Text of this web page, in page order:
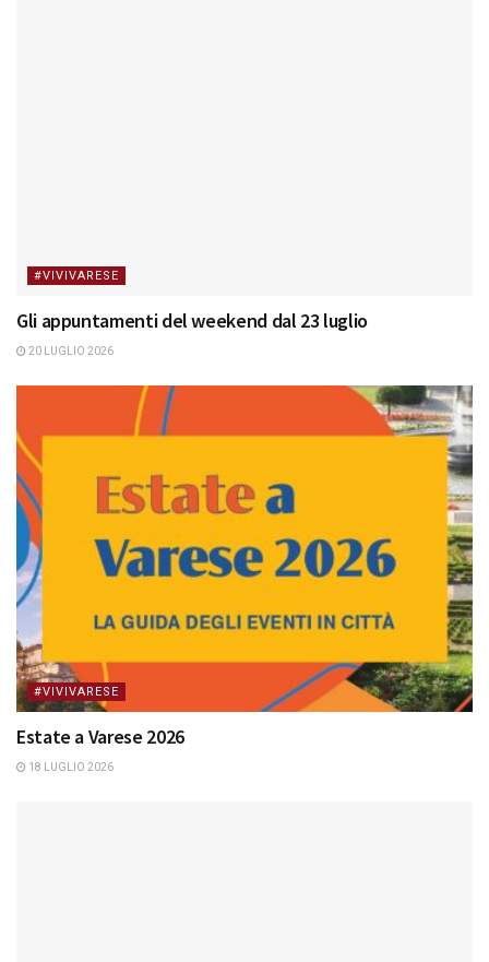
#VIVIVARESE
Gli appuntamenti del weekend dal 23 luglio
20 LUGLIO 2026
#VIVIVARESE
Estate a Varese 2026
18 LUGLIO 2026